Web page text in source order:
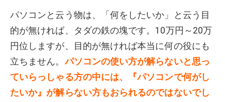
パソコンと云う物は、「何をしたいか」と云う目
的が無ければ、タダの鉄の塊です。10万円～20万
円位しますが、目的が無ければ本当に何の役にも
立ちません。パソコンの使い方が解らないと思っ
ていらっしゃる方の中には、『パソコンで何がし
たいか』が解らない方もおられるのではないでし